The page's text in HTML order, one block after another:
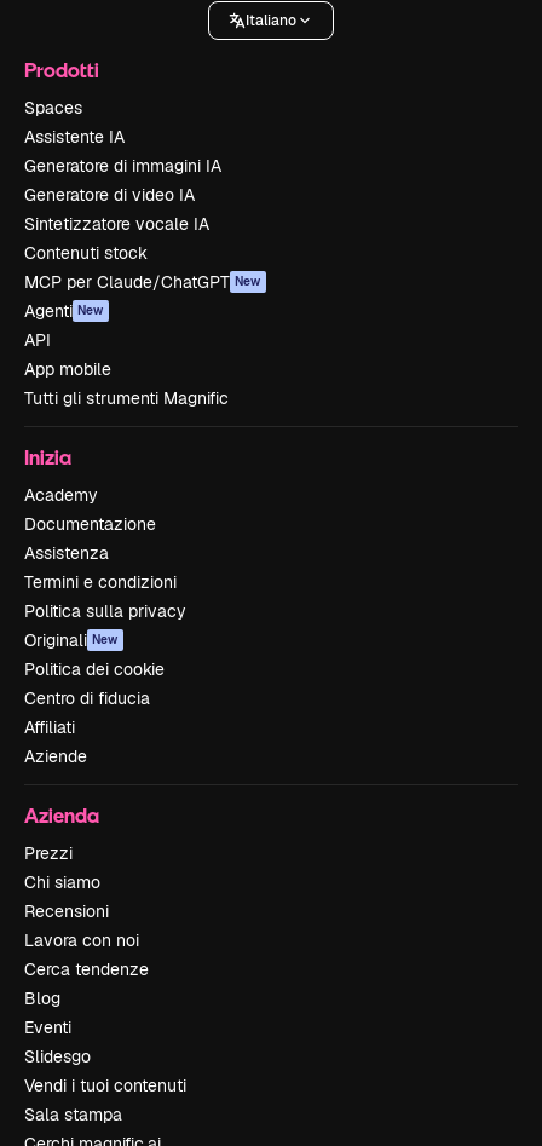
Italiano
Prodotti
Spaces
Assistente IA
Generatore di immagini IA
Generatore di video IA
Sintetizzatore vocale IA
Contenuti stock
MCP per Claude/ChatGPT New
Agenti New
API
App mobile
Tutti gli strumenti Magnific
Inizia
Academy
Documentazione
Assistenza
Termini e condizioni
Politica sulla privacy
Originali New
Politica dei cookie
Centro di fiducia
Affiliati
Aziende
Azienda
Prezzi
Chi siamo
Recensioni
Lavora con noi
Cerca tendenze
Blog
Eventi
Slidesgo
Vendi i tuoi contenuti
Sala stampa